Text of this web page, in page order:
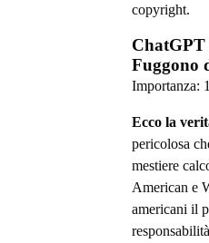
copyright.
Fuggono
Importanza:
Ecco la
pericolosa
mestiere
American e
americani il